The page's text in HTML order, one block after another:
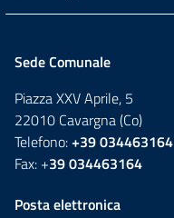
Sede Comunale
Piazza XXV Aprile, 5
22010 Cavargna (Co)
Telefono:+39 034463164
Fax: +39 034463164
Posta elettronica